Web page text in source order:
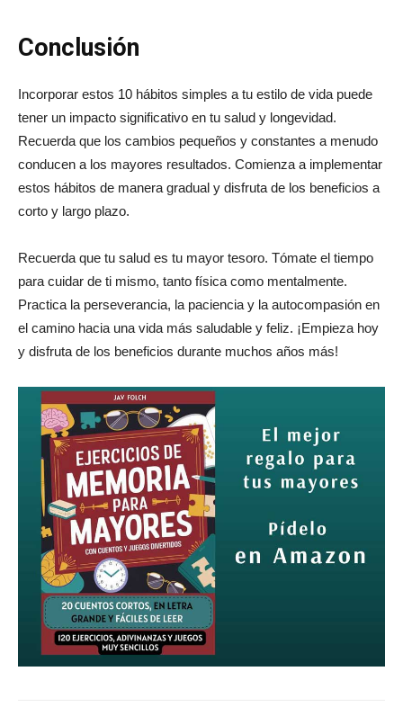
Conclusión
Incorporar estos 10 hábitos simples a tu estilo de vida puede
tener un impacto significativo en tu salud y longevidad.
Recuerda que los cambios pequeños y constantes a menudo
conducen a los mayores resultados. Comienza a implementar
estos hábitos de manera gradual y disfruta de los beneficios a
corto y largo plazo.
Recuerda que tu salud es tu mayor tesoro. Tómate el tiempo
para cuidar de ti mismo, tanto física como mentalmente.
Practica la perseverancia, la paciencia y la autocompasión en
el camino hacia una vida más saludable y feliz. ¡Empieza hoy
y disfruta de los beneficios durante muchos años más!